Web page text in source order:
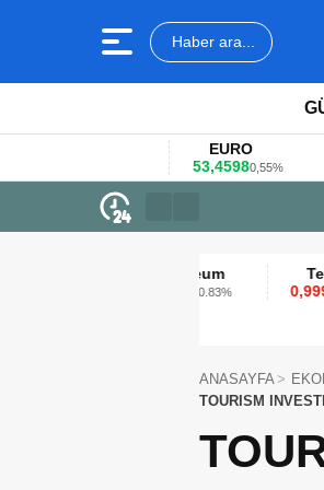
Haber ara...
0,55%
Firmalar
Tether
0,999864
0.00%
ANASAYFA
TOURISM INVESTMENT FORUM –